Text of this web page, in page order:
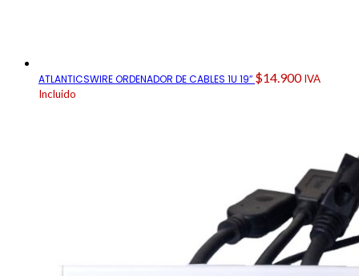
ATLANTICSWIRE ORDENADOR DE CABLES 1U 19″ $14.900 IVA
Incluido